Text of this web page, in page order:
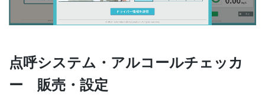
点呼システム・アルコールチェッカ
ー 販売・設定